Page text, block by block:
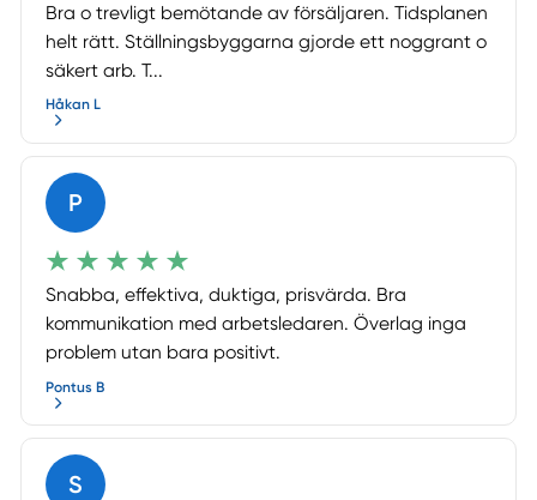
Bra o trevligt bemötande av försäljaren. Tidsplanen
helt rätt. Ställningsbyggarna gjorde ett noggrant o
säkert arb. T...
Håkan L
P
Snabba, effektiva, duktiga, prisvärda. Bra
kommunikation med arbetsledaren. Överlag inga
problem utan bara positivt.
Pontus B
S